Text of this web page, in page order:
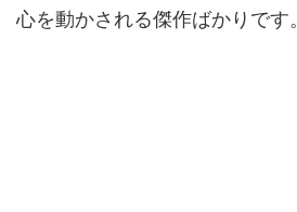
心を動かされる傑作ばかりです。